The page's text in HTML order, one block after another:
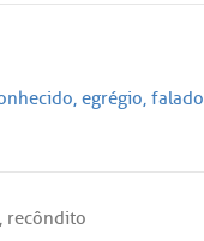
, egrégio, falado
, recôndito